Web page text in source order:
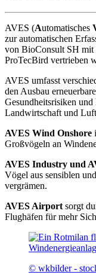
AVES (Automatisches
zur automatischen
von BioConsult SH mit
ProTecBird vertrieben
AVES umfasst
den Ausbau
Gesundheitsrisiken
Landwirtschaft und
AVES Wind Onshore
Großvögeln an
AVES Industry und
Vögel aus sensiblen
vergrämen.
AVES Airport sorgt
Flughäfen für mehr
© wkbilder -